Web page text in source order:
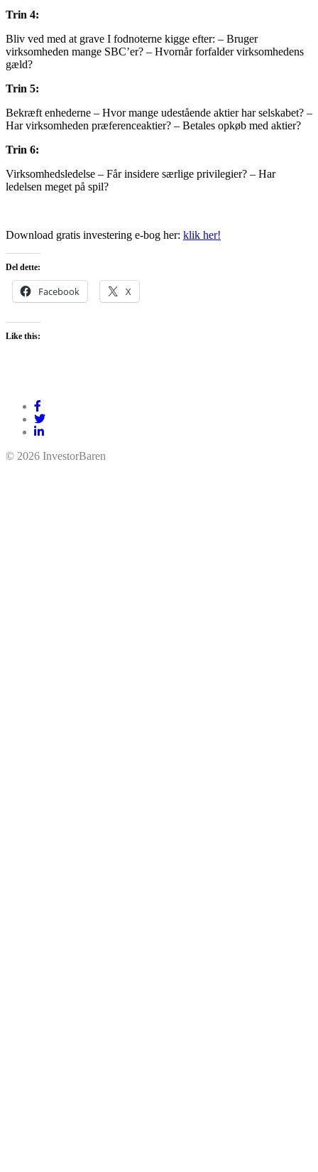
Trin 4:
Bliv ved med at grave I fodnoterne kigge efter: – Bruger
virksomheden mange SBC’er? – Hvornår forfalder virksomhedens
gæld?
Trin 5:
Bekræft enhederne – Hvor mange udestående aktier har selskabet? –
Har virksomheden præferenceaktier? – Betales opkøb med aktier?
Trin 6:
Virksomhedsledelse – Får insidere særlige privilegier? – Har
ledelsen meget på spil?
Download gratis investering e-bog her: klik her!
Del dette:
Facebook X
Like this:
© 2026 InvestorBaren